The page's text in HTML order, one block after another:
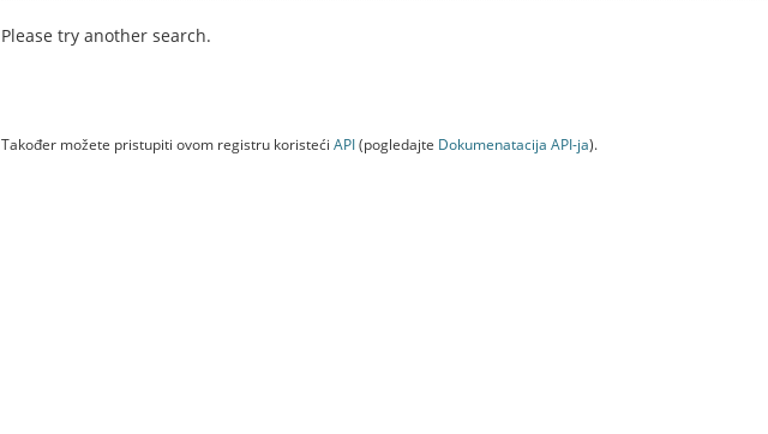
Please try another search.
Također možete pristupiti ovom registru koristeći API(pogledajte Dokumenаtаcijа API-jа).